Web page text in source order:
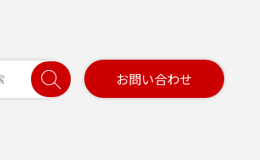
お問い合わせ